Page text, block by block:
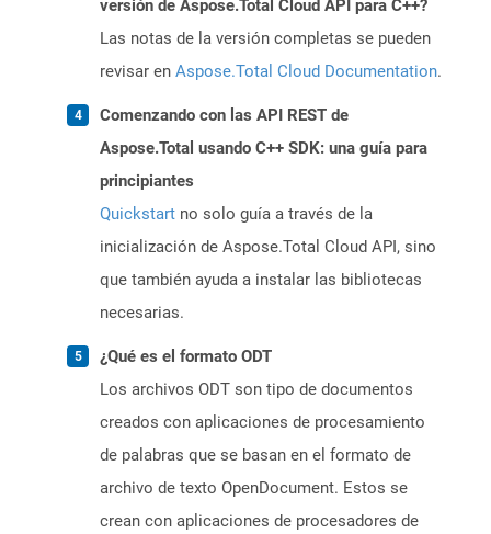
versión de Aspose.Total Cloud API para C++?
Las notas de la versión completas se pueden
revisar en Aspose.Total Cloud Documentation.
Comenzando con las API REST de
Aspose.Total usando C++ SDK: una guía para
principiantes
Quickstart no solo guía a través de la
inicialización de Aspose.Total Cloud API, sino
que también ayuda a instalar las bibliotecas
necesarias.
¿Qué es el formato ODT
Los archivos ODT son tipo de documentos
creados con aplicaciones de procesamiento
de palabras que se basan en el formato de
archivo de texto OpenDocument. Estos se
crean con aplicaciones de procesadores de